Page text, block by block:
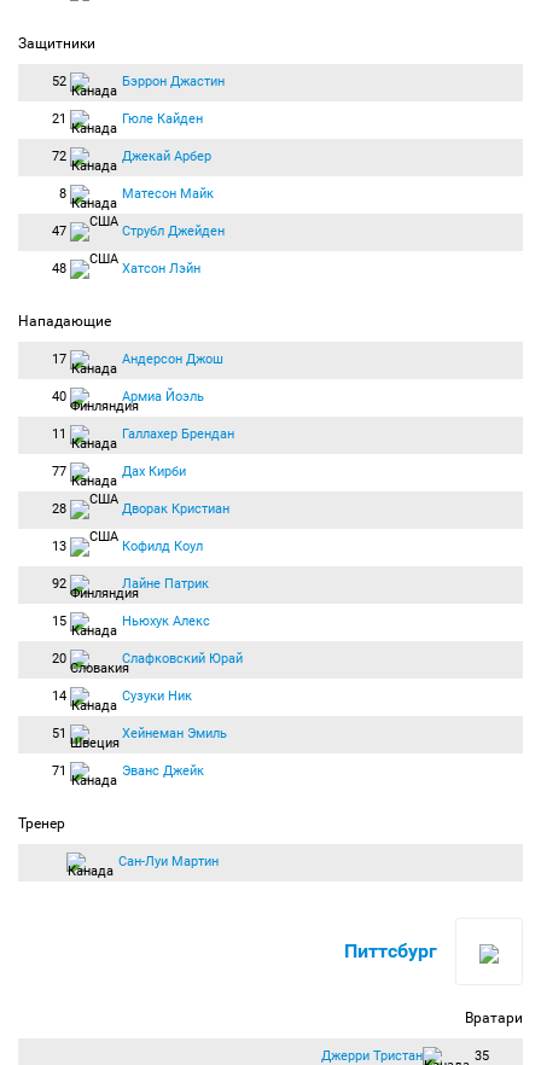
Защитники
52 Бэррон Джастин
21 Гюле Кайден
72 Джекай Арбер
8 Матесон Майк
47 Струбл Джейден
48 Хатсон Лэйн
Нападающие
17 Андерсон Джош
40 Армиа Йоэль
11 Галлахер Брендан
77 Дах Кирби
28 Дворак Кристиан
13 Кофилд Коул
92 Лайне Патрик
15 Ньюхук Алекс
20 Слафковский Юрай
14 Сузуки Ник
51 Хейнеман Эмиль
71 Эванс Джейк
Тренер
Сан-Луи Мартин
Питтсбург
Вратари
Джерри Тристан 35